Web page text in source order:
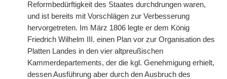
Reformbedürftigkeit des Staates durchdrungen waren,
und ist bereits mit Vorschlägen zur Verbesserung
hervorgetreten. Im März 1806 legte er dem König
Friedrich Wilhelm III. einen Plan vor zur Organisation des
Platten Landes in den vier altpreußischen
Kammerdepartements, der die kgl. Genehmigung erhielt,
dessen Ausführung aber durch den Ausbruch des